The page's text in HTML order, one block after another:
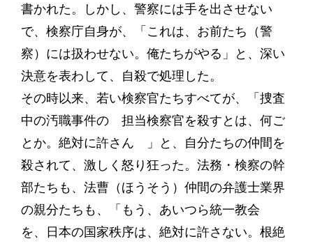
書かれた。しかし、警察には手を出させない
で、検察庁自身が、「これは、お前たち（警
察）には扱わせない。俺たちがやる」と、深い
決意を表わして、自殺で処理した。
その時以来、若い検察官たちすべてが、「捜査
中の汚職事件の 担当検察官を殺すとは、何ご
とか。絶対に許さん 」と、自分たちの仲間を
殺されて、激しく怒り狂った。法務・検察の幹
部たちも、法曹（ほうそう）仲間の弁護士業界
の親分たちも、「もう、あいつら統一教会
を、日本の国家秩序は、絶対に許さない。根絶